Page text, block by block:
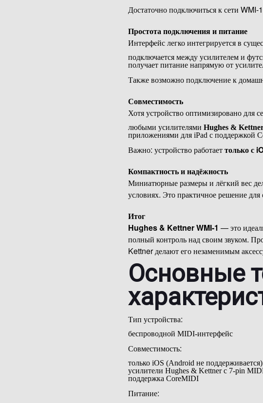
Достаточно подключиться к сети
Простота подключения и питание
Интерфейс легко интегрируется в
подключается между усилителем и
получает питание напрямую от
Также возможно подключение к
Совместимость
Хотя устройство оптимизировано для
любыми усилителями Hughes &
приложениями для iPad с поддержкой
Важно: устройство работаеттолько с
Компактность и надёжность
Миниатюрные размеры и лёгкий вес
условиях. Это практичное решение
Итог
Hughes & Kettner WMI-1 — это
полный контроль над своим звуком.
Kettner делают его незаменимым
Основные
Тип устройства:
беспроводной MIDI-интерфейс
Совместимость:
только iOS (Android не поддерживается)
усилители Hughes & Kettner с 7-pin
поддержка CoreMIDI
Питание: